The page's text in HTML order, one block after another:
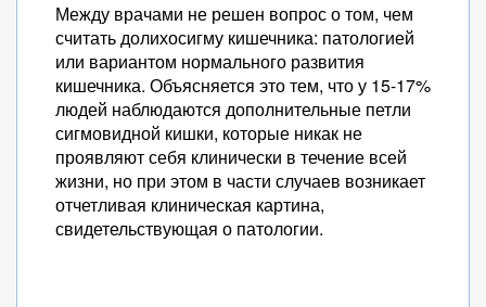
Между врачами не решен вопрос о том, чем
считать долихосигму кишечника: патологией
или вариантом нормального развития
кишечника. Объясняется это тем, что у 15-17%
людей наблюдаются дополнительные петли
сигмовидной кишки, которые никак не
проявляют себя клинически в течение всей
жизни, но при этом в части случаев возникает
отчетливая клиническая картина,
свидетельствующая о патологии.